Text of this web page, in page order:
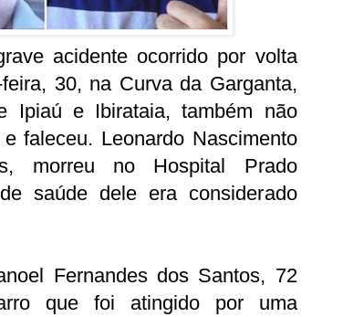
acidente ocorrido por volta
30, na Curva da Garganta,
Ipiaú e Ibirataia, também não
faleceu. Leonardo Nascimento
morreu no Hospital Prado
saúde dele era considerado
Fernandes dos Santos, 72
que foi atingido por uma